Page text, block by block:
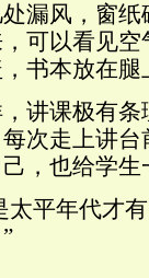
漏风，窗
可以看见
书本放在腿
讲课极有
次走上讲
，也给学
太平年代才